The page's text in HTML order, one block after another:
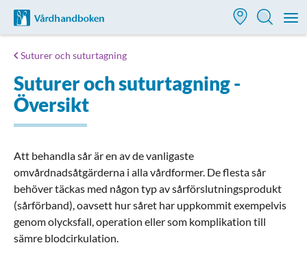
Till startsidan för Vårdhandboken
Suturer och suturtagning
Suturer och suturtagning -
Översikt
Att behandla sår är en av de vanligaste
omvårdnadsåtgärderna i alla vårdformer. De flesta sår
behöver täckas med någon typ av sårförslutningsprodukt
(sårförband), oavsett hur såret har uppkommit exempelvis
genom olycksfall, operation eller som komplikation till
sämre blodcirkulation.